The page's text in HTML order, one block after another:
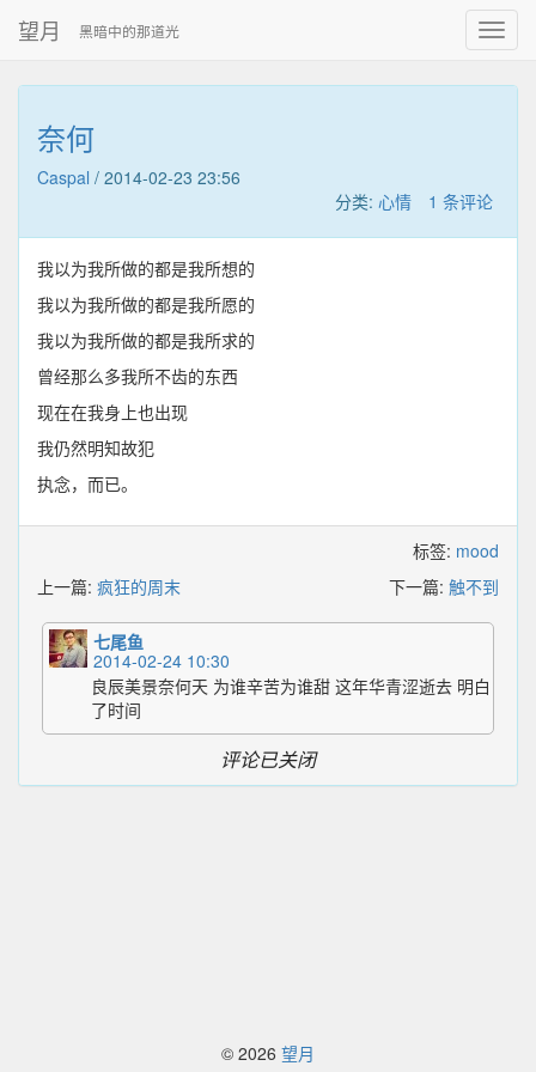
望月 黑暗中的那道光
奈何
Caspal / 2014-02-23 23:56
分类: 心情 1 条评论
我以为我所做的都是我所想的
我以为我所做的都是我所愿的
我以为我所做的都是我所求的
曾经那么多我所不齿的东西
现在在我身上也出现
我仍然明知故犯
执念，而已。
标签: mood
上一篇: 疯狂的周末 下一篇: 触不到
七尾鱼
2014-02-24 10:30
良辰美景奈何天 为谁辛苦为谁甜 这年华青涩逝去 明白
了时间
评论已关闭
© 2026 望月